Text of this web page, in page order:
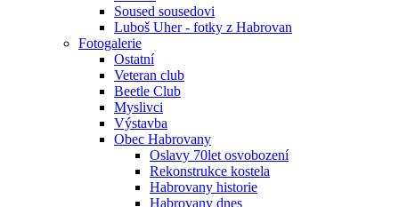
Soused sousedovi
Luboš Uher - fotky z Habrovan
Fotogalerie
Ostatní
Veteran club
Beetle Club
Myslivci
Výstavba
Obec Habrovany
Oslavy 70let osvobození
Rekonstrukce kostela
Habrovany historie
Habrovany dnes